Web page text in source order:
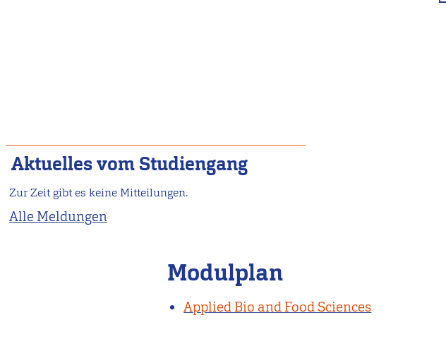
Aktuelles vom Studiengang
Zur Zeit gibt es keine Mitteilungen.
Alle Meldungen
Modulplan
Applied Bio and Food Sciences